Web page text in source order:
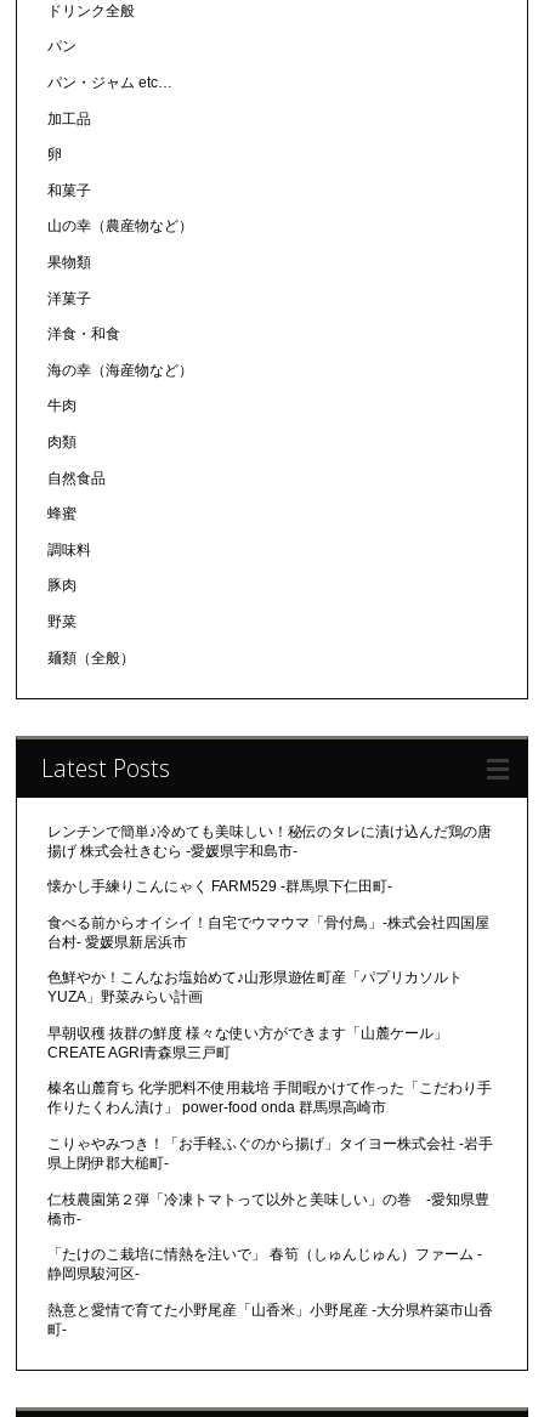
ドリンク全般
パン
パン・ジャム etc…
加工品
卵
和菓子
山の幸（農産物など）
果物類
洋菓子
洋食・和食
海の幸（海産物など）
牛肉
肉類
自然食品
蜂蜜
調味料
豚肉
野菜
麺類（全般）
Latest Posts
レンチンで簡単♪冷めても美味しい！秘伝のタレに漬け込んだ鶏の唐
揚げ 株式会社きむら -愛媛県宇和島市-
懐かし手練りこんにゃく FARM529 -群馬県下仁田町-
食べる前からオイシイ！自宅でウマウマ「骨付鳥」-株式会社四国屋
台村- 愛媛県新居浜市
色鮮やか！こんなお塩始めて♪山形県遊佐町産「パプリカソルト
YUZA」野菜みらい計画
早朝収穫 抜群の鮮度 様々な使い方ができます「山麓ケール」
CREATE AGRI青森県三戸町
榛名山麓育ち 化学肥料不使用栽培 手間暇かけて作った「こだわり手
作りたくわん漬け」 power-food onda 群馬県高崎市
こりゃやみつき！「お手軽ふぐのから揚げ」タイヨー株式会社 -岩手
県上閉伊郡大槌町-
仁枝農園第２弾「冷凍トマトって以外と美味しい」の巻 -愛知県豊
橋市-
「たけのこ栽培に情熱を注いで」 春筍（しゅんじゅん）ファーム -
静岡県駿河区-
熱意と愛情で育てた小野尾産「山香米」小野尾産 -大分県杵築市山香
町-